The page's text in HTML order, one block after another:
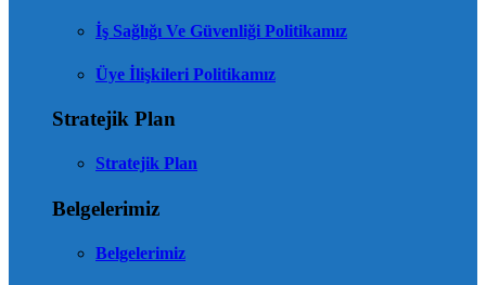
İş Sağlığı Ve Güvenliği Politikamız
Üye İlişkileri Politikamız
Stratejik Plan
Stratejik Plan
Belgelerimiz
Belgelerimiz